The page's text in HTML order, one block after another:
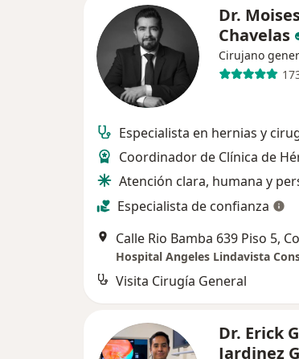
Dr.
Chavelas
Cirujano
Especialista en hernias y
Coordinador de Clínica de
Atención clara, humana y
Especialista de confianza
Hospital Angeles Lindavista
Visita Cirugía General
Dr. Erick
Jardinez